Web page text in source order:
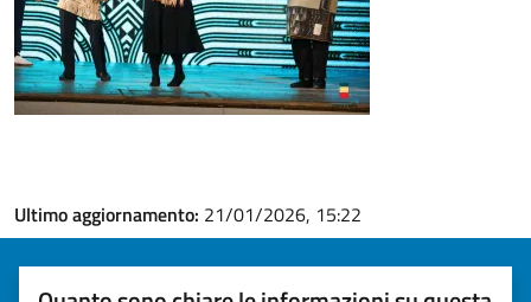
Ultimo aggiornamento: 21/01/2026, 15:22